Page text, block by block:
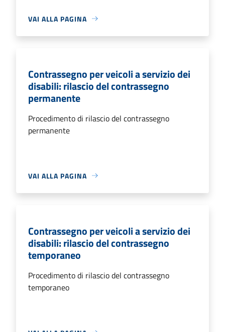
VAI ALLA PAGINA
Contrassegno per veicoli a servizio dei
disabili: rilascio del contrassegno
permanente
Procedimento di rilascio del contrassegno
permanente
VAI ALLA PAGINA
Contrassegno per veicoli a servizio dei
disabili: rilascio del contrassegno
temporaneo
Procedimento di rilascio del contrassegno
temporaneo